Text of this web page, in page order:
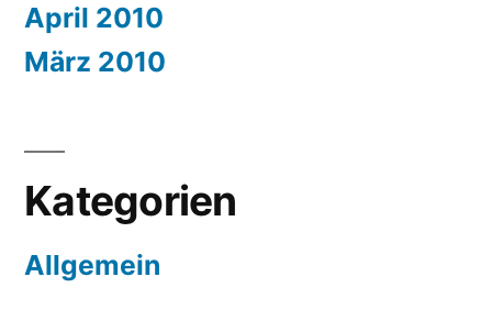
April 2010
März 2010
Kategorien
Allgemein